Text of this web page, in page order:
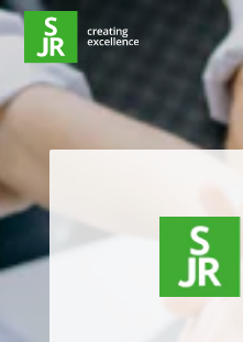
Hoppa till innehåll